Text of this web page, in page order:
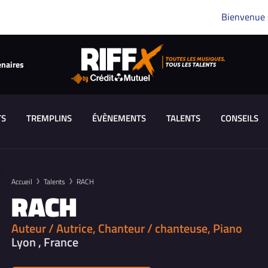
Bienvenue
TREMPLINS ÉVÈNEMENTS TALENTS CONSEILS
Accueil Talents RACH
RACH
Auteur / Autrice, Chanteur / chanteuse, Piano
Lyon , France